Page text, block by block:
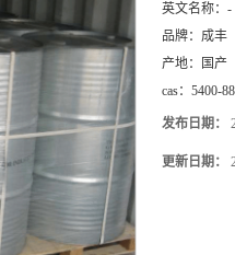
英文名称： -
品牌： 成丰
产地：
国产
cas： 5400-
发布日期：
更新日期：